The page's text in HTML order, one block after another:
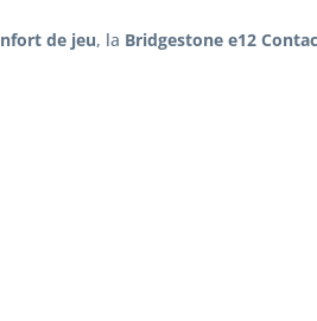
de jeu, la Bridgestone e12